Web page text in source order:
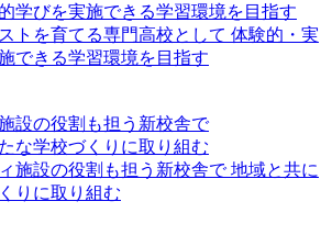
学びを実施できる学習環境を目指す
設の役割も担う新校舎で
な学校づくりに取り組む